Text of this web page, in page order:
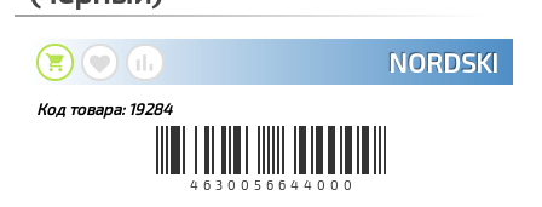
NORDSKI
Код товара: 19284
4630056644000